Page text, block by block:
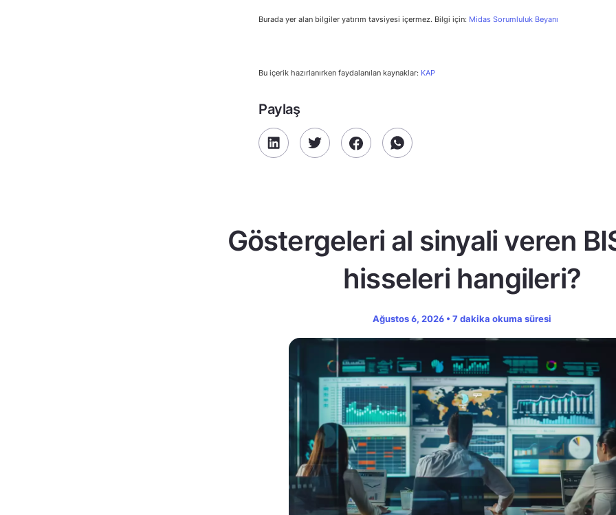
Burada yer alan bilgiler yatırım tavsiyesi içermez. Bilgi için: Midas Sorumluluk Beyanı
Bu içerik hazırlanırken faydalanılan kaynaklar: KAP
Paylaş
Göstergeleri al sinyali veren
hisseleri hangileri?
Ağustos 6, 2026 • 7 dakika okuma süresi